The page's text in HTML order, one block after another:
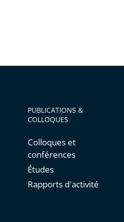
PUBLICATIONS &
COLLOQUES
Colloques et
conférences
Études
Rapports d'activité